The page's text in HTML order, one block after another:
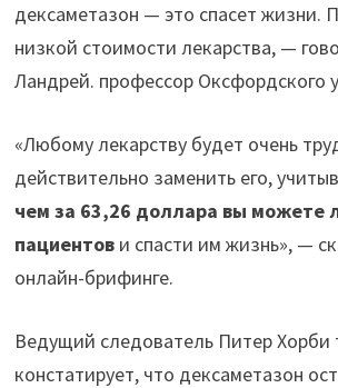
дексаметазон — это спасет жизни.
низкой стоимости лекарства, —
Ландрей. профессор Оксфордского
«Любому лекарству будет очень
действительно заменить его,
чем за 63,26 доллара вы можете
пациентов и спасти им жизнь», —
онлайн-брифинге.
Ведущий следователь Питер Хорби
констатирует, что дексаметазон